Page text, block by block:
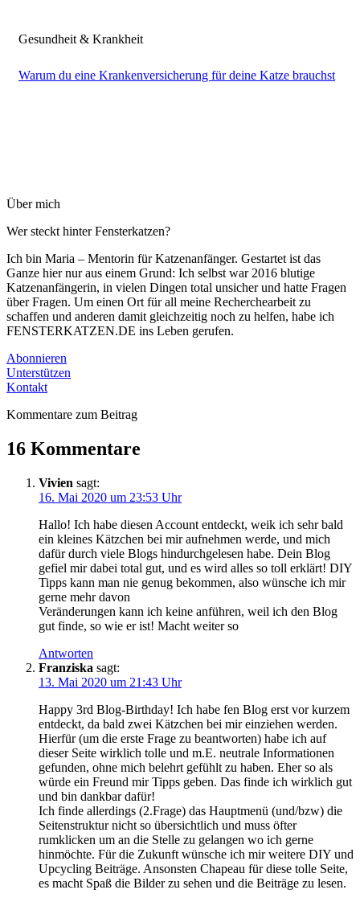
Gesundheit & Krankheit
Warum du eine Krankenversicherung für deine Katze brauchst
Über mich
Wer steckt hinter Fensterkatzen?
Ich bin Maria – Mentorin für Katzenanfänger. Gestartet ist das
Ganze hier nur aus einem Grund: Ich selbst war 2016 blutige
Katzenanfängerin, in vielen Dingen total unsicher und hatte Fragen
über Fragen. Um einen Ort für all meine Recherchearbeit zu
schaffen und anderen damit gleichzeitig noch zu helfen, habe ich
FENSTERKATZEN.DE ins Leben gerufen.
Abonnieren
Unterstützen
Kontakt
Kommentare zum Beitrag
16 Kommentare
Vivien sagt:
16. Mai 2020 um 23:53 Uhr
Hallo! Ich habe diesen Account entdeckt, weik ich sehr bald
ein kleines Kätzchen bei mir aufnehmen werde, und mich
dafür durch viele Blogs hindurchgelesen habe. Dein Blog
gefiel mir dabei total gut, und es wird alles so toll erklärt! DIY
Tipps kann man nie genug bekommen, also wünsche ich mir
gerne mehr davon
Veränderungen kann ich keine anführen, weil ich den Blog
gut finde, so wie er ist! Macht weiter so
Antworten
Franziska sagt:
13. Mai 2020 um 21:43 Uhr
Happy 3rd Blog-Birthday! Ich habe fen Blog erst vor kurzem
entdeckt, da bald zwei Kätzchen bei mir einziehen werden.
Hierfür (um die erste Frage zu beantworten) habe ich auf
dieser Seite wirklich tolle und m.E. neutrale Informationen
gefunden, ohne mich belehrt gefühlt zu haben. Eher so als
würde ein Freund mir Tipps geben. Das finde ich wirklich gut
und bin dankbar dafür!
Ich finde allerdings (2.Frage) das Hauptmenü (und/bzw) die
Seitenstruktur nicht so übersichtlich und muss öfter
rumklicken um an die Stelle zu gelangen wo ich gerne
hinmöchte. Für die Zukunft wünsche ich mir weitere DIY und
Upcycling Beiträge. Ansonsten Chapeau für diese tolle Seite,
es macht Spaß die Bilder zu sehen und die Beiträge zu lesen.